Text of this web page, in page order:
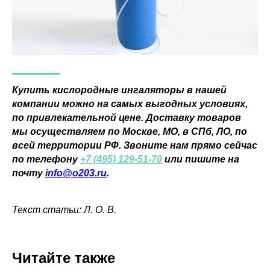
Купить кислородные ингаляторы в нашей
компании можно на самых выгодных условиях,
по привлекательной цене. Доставку товаров
мы осуществляем по Москве, МО, в СПб, ЛО, по
всей территории РФ. Звоните нам прямо сейчас
по телефону +7 (495) 129-51-70 или пишите на
почтуinfo@o203.ru.
Текст статьи: Л. О. В.
Читайте также